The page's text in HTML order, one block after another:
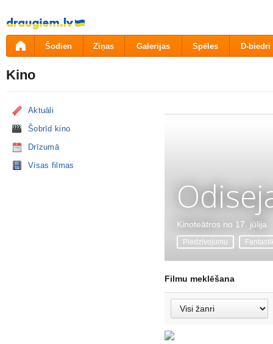
Pāriet
uz
saturu
Šodien Ziņas Galerijas Spēles D-biedri
Kino
Aktuāli
Šobrīd kino
Drīzumā
Visas filmas
Kinoteātros no 17. jūlija
Piedzīvojumu
Filmu meklēšana